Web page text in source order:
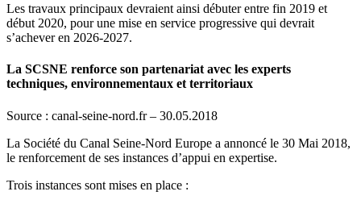
Les travaux principaux devraient ainsi débuter entre fin 2019 et
début 2020, pour une mise en service progressive qui devrait
s’achever en 2026-2027.
La SCSNE renforce son partenariat avec les experts
techniques, environnementaux et territoriaux
Source : canal-seine-nord.fr – 30.05.2018
La Société du Canal Seine-Nord Europe a annoncé le 30 Mai 2018,
le renforcement de ses instances d’appui en expertise.
Trois instances sont mises en place :